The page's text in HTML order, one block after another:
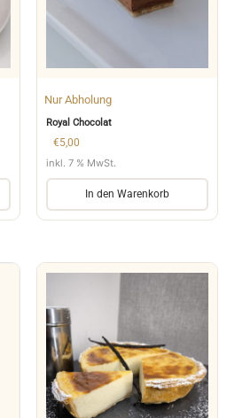
Nur Abholung
Royal Chocolat
€5,00
inkl. 7 % MwSt.
In den Warenkorb